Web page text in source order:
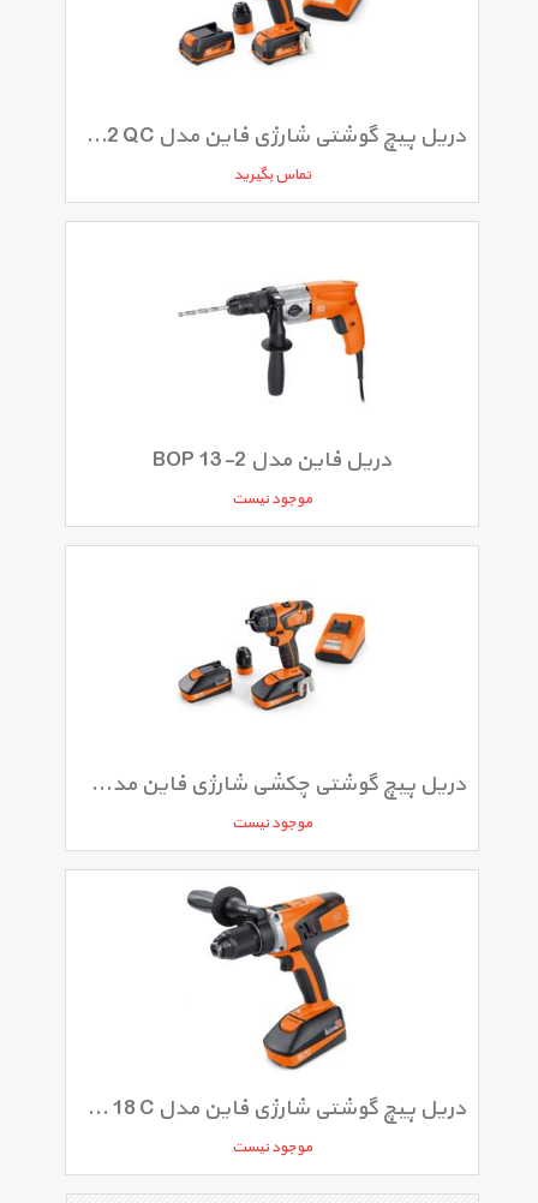
دریل پیچ گوشتی شارژی فاین مدل ASCM 12 QC
تماس بگیرید
دریل فاین مدل BOP 13-2
موجود نیست
دریل پیچ گوشتی چکشی شارژی فاین مدل ASB 18 QC
موجود نیست
دریل پیچ گوشتی شارژی فاین مدل ASCM 18 C
موجود نیست